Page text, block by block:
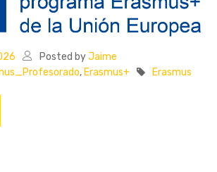
Posted byJaime
, Erasmus+ Erasmus